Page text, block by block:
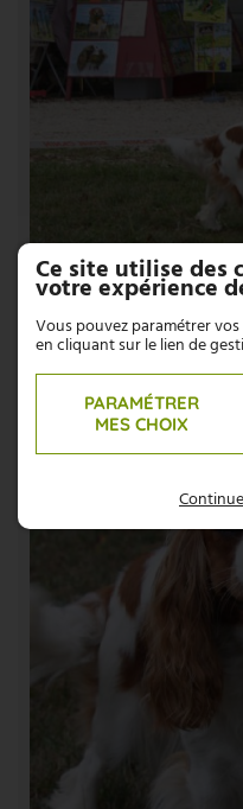
Ce site utilise des
votre expérience
Vous pouvez paramétrer
en cliquant sur le lien de
PARAMÉTRER
MES CHOIX